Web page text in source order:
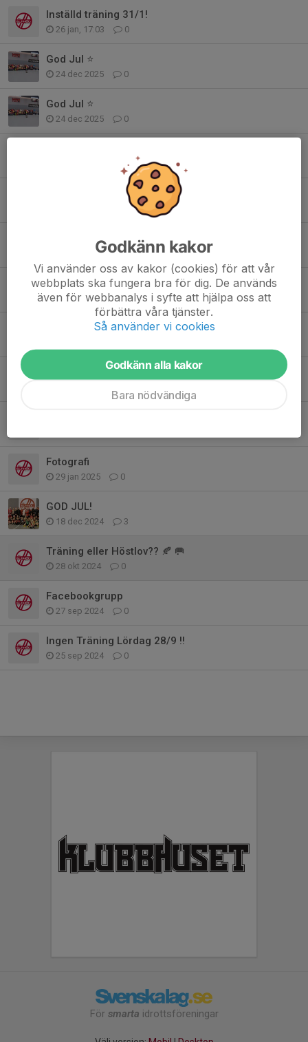
Inställd träning 31/1!
26 jan, 17:03 0
God Jul ⭐
24 dec 2025 0
God Jul ⭐
24 dec 2025 0
Säsongsstart Knattelaget 2025/2026
24 aug 2025 0
Idrottsrabatten 🎟️
25 apr 2025 0
Säsongsavslutningen ELFHÖGSDAGEN
Fotografi
29 jan 2025 0
GOD JUL!
18 dec 2024 3
Träning eller Höstlov?? 🍂 🥅
28 okt 2024 0
Facebookgrupp
27 sep 2024 0
Ingen Träning Lördag 28/9 !!
25 sep 2024 0
För smarta idrottsföreningar
Godkänn kakor
Vi använder oss av kakor (cookies) för att vår
webbplats ska fungera bra för dig. De används
även för webbanalys i syfte att hjälpa oss att
förbättra våra tjänster.
Så använder vi cookies
Godkänn alla kakor
Bara nödvändiga